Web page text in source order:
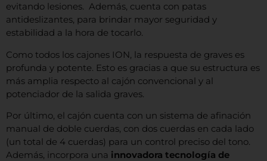
evitando lesiones. Además, cuenta con patas
antideslizantes, para brindar mayor seguridad y
estabilidad a la hora de tocarlo.
Como todos los cajones ION, la respuesta de graves es
profunda y potente. Esto es gracias a que su estructura es
más amplia respecto al cajón convencional y al
potenciador de la salida graves.
Por último, el cajón cuenta con un sistema de afinación
manual de doble cuerdas, con dos cuerdas en cada lado
(un total de 4 cuerdas) para un control preciso del tono.
Además, incorpora una innovadora tecnología de